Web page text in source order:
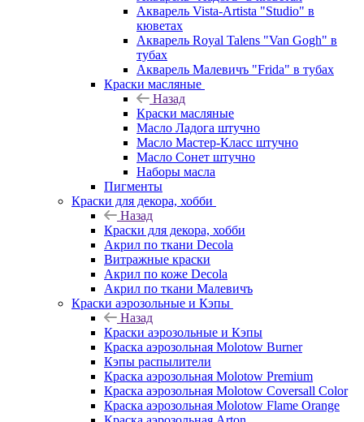
Акварель Vista-Artista "Studio" в
кюветах
Акварель Royal Talens "Van Gogh" в
тубах
Акварель Малевичъ "Frida" в тубах
Краски масляные
Назад
Краски масляные
Масло Ладога штучно
Масло Мастер-Класс штучно
Масло Сонет штучно
Наборы масла
Пигменты
Краски для декора, хобби
Назад
Краски для декора, хобби
Акрил по ткани Decola
Витражные краски
Акрил по коже Decola
Акрил по ткани Малевичъ
Краски аэрозольные и Кэпы
Назад
Краски аэрозольные и Кэпы
Краска аэрозольная Molotow Burner
Кэпы распылители
Краска аэрозольная Molotow Premium
Краска аэрозольная Molotow Coversall Color
Краска аэрозольная Molotow Flame Orange